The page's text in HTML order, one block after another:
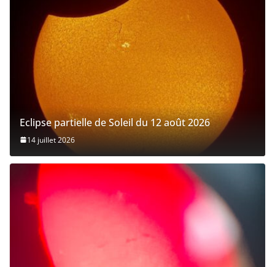
Eclipse partielle de Soleil du 12 août 2026
14 juillet 2026